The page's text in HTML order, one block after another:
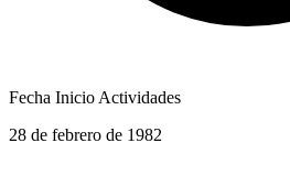
Fecha Inicio Actividades
28 de febrero de 1982